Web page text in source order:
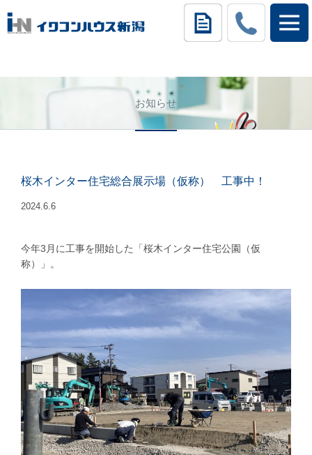
お知らせ
桜木インター住宅総合展示場（仮称） 工事中！
2024.6.6
今年3月に工事を開始した「桜木インター住宅公園（仮
称）」。